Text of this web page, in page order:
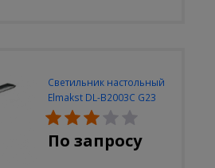
Светильник настольный
Elmakst DL-B2003C G23
черный струбцина
По запросу